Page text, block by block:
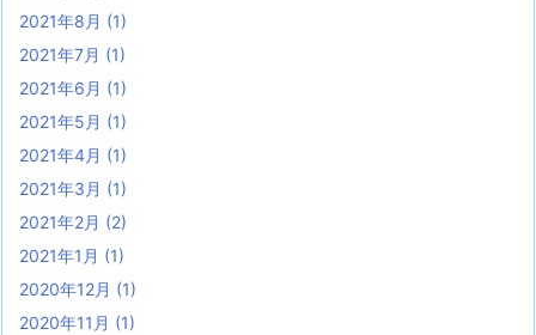
2021年8月 (1)
2021年7月 (1)
2021年6月 (1)
2021年5月 (1)
2021年4月 (1)
2021年3月 (1)
2021年2月 (2)
2021年1月 (1)
2020年12月 (1)
2020年11月 (1)